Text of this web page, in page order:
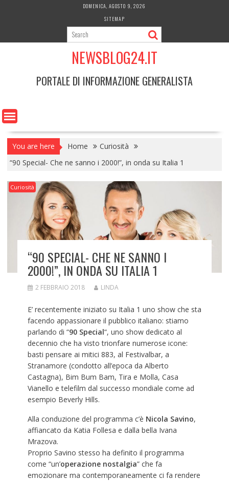
DOMENICA, AGOSTO 9, 2026
SITEMAP
NEWSBLOG24.IT
PORTALE DI INFORMAZIONE GENERALISTA
You are here Home
Curiosità
“90 Special- Che ne sanno i 2000!”, in onda su Italia 1
Curiosità
“90 SPECIAL- CHE NE SANNO I
2000!”, IN ONDA SU ITALIA 1
2 FEBBRAIO 2018 LINDA
E’ recentemente iniziato su Italia 1 uno show che sta
facendo appassionare il pubblico italiano: stiamo
parlando di “90 Special“, uno show dedicato al
decennio che ha visto trionfare numerose icone:
basti pensare ai mitici 883, al Festivalbar, a
Stranamore (condotto all’epoca da Alberto
Castagna), Bim Bum Bam, Tira e Molla, Casa
Vianello e telefilm dal successo mondiale come ad
esempio Beverly Hills.
Alla conduzione del programma c’è Nicola Savino,
affiancato da Katia Follesa e dalla bella Ivana
Mrazova.
Proprio Savino stesso ha definito il programma
come “un’operazione nostalgia” che fa
emozionare ma contemporaneamente ci fa rendere